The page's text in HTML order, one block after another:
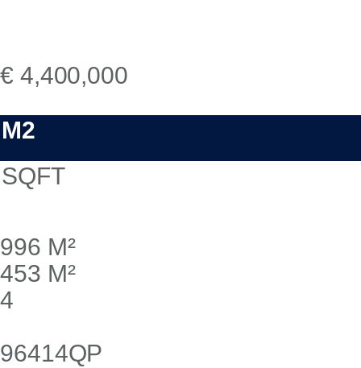
€ 4,400,000
M2
SQFT
996 M²
453 M²
4
96414QP